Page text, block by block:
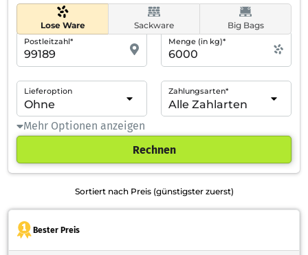
Lose Ware Sackware Big Bags
Postleitzahl* Menge (in kg)*
Lieferoption Zahlungsarten*
Mehr Optionen anzeigen
Rechnen
Sortiert nach Preis (günstigster zuerst)
Bester Preis